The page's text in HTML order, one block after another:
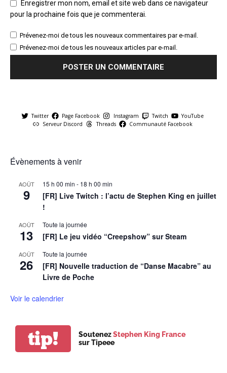
Enregistrer mon nom, email et site web dans ce navigateur
pour la prochaine fois que je commenterai.
Prévenez-moi de tous les nouveaux commentaires par e-mail.
Prévenez-moi de tous les nouveaux articles par e-mail.
Twitter Page Facebook Instagram Twitch
YouTube
Serveur Discord
Threads Communauté Facebook
Évènements à venir
AOÛT
9
15 h 00 min - 18 h 00 min
[FR] Live Twitch : l’actu de Stephen King en juillet
!
AOÛT
13
Toute la journée
[FR] Le jeu vidéo “Creepshow” sur Steam
AOÛT
26
Toute la journée
[FR] Nouvelle traduction de “Danse Macabre” au
Livre de Poche
Voir le calendrier
tip! SoutenezStephen King France
sur Tipeee